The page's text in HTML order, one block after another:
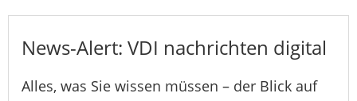
News-Alert: VDI nachrichten digital
Alles, was Sie wissen müssen – der Blick auf